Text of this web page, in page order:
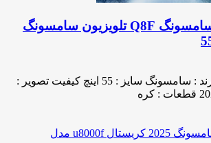
تلویزیون 55 اینچ سامسونگ Q8F تلویزیون سامسونگ
دسته بند : تلویزیون برند : سامسونگ سایز : 55 اینچ کیفیت تصویر :